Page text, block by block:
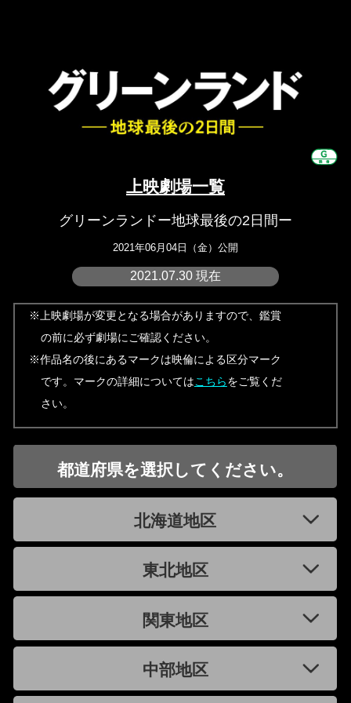
上映劇場一覧
グリーンランドー地球最後の2日間ー
2021年06月04日（金）公開
2021.07.30 現在
※上映劇場が変更となる場合がありますので、鑑賞
の前に必ず劇場にご確認ください。
※作品名の後にあるマークは映倫による区分マーク
です。マークの詳細についてはこちらをご覧くだ
さい。
都道府県を選択してください。
北海道地区
東北地区
関東地区
中部地区